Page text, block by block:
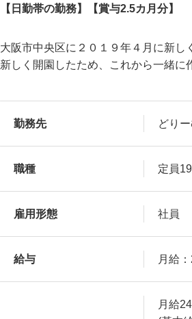
【日勤帯の勤務】【賞与2.5カ月分】
大阪市中央区に２０１９年４月に新し
新しく開園したため、これから一緒に
勤務先 どり
職種 定員
雇用形態 社員
給与 月給
月給